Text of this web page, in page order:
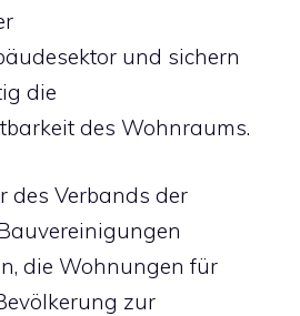
und sichern
die
des Wohnraums.
des Verbands der
die Wohnungen für
zur